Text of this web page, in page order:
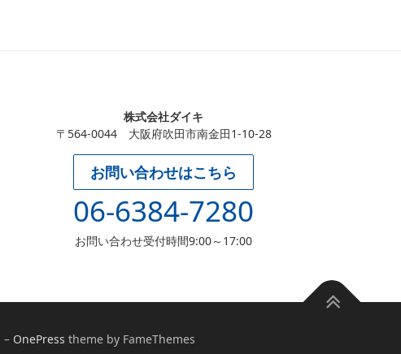
株式会社ダイキ
〒564-0044 大阪府吹田市南金田1-10-28
お問い合わせはこちら
06-6384-7280
お問い合わせ受付時間9:00～17:00
– OnePress theme by FameThemes